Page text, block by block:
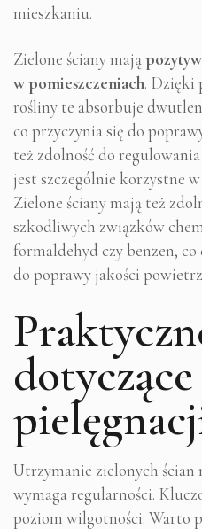
mieszkaniu.
Zielone ściany mają
w pomieszczeniach. Dzięki
rośliny te absorbuje
co przyczynia się do
też zdolność do
jest szczególnie korzystne
Zielone ściany mają też
szkodliwych związków
formaldehyd czy benzen,
do poprawy jakości
dotyczące
Utrzymanie zielonych ścian
wymaga regularności.
poziom wilgotności. Warto